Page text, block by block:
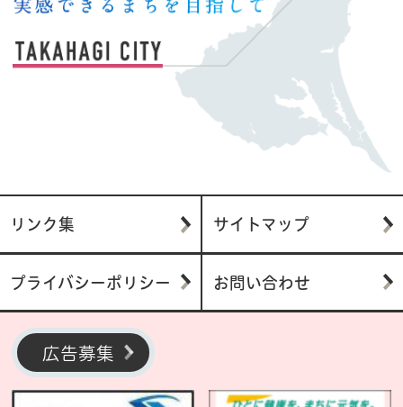
リンク集 サイトマップ
プライバシーポリシー お問い合わせ
広告募集